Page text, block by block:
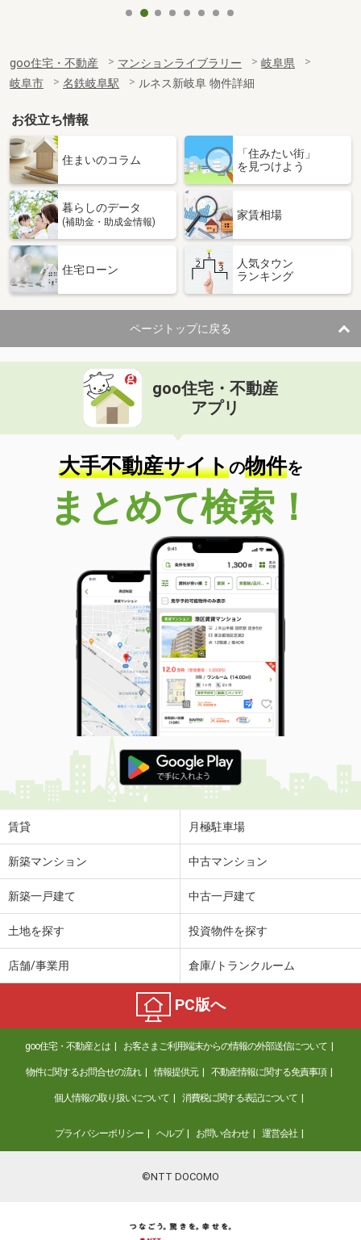
goo住宅・不動産 マンションライブラリー
岐阜県
岐阜市
名鉄岐阜駅 ルネス新岐阜 物件詳細
お役立ち情報
住まいのコラム
「住みたい街」
を見つけよう
暮らしのデータ
(補助金・助成金情報)
家賃相場
住宅ローン
人気タウン
ランキング
ページトップに戻る
goo住宅・不動産
アプリ
大手不動産サイトの物件を
まとめて検索！
賃貸 月極駐車場
新築マンション 中古マンション
新築一戸建て 中古一戸建て
土地を探す 投資物件を探す
店舗/事業用 倉庫/トランクルーム
PC版へ
goo住宅・不動産とは お客さまご利用端末からの情報の外部送信について
物件に関するお問合せの流れ 情報提供元 不動産情報に関する免責事項
個人情報の取り扱いについて 消費税に関する表記について
プライバシーポリシー ヘルプ お問い合わせ 運営会社
©NTT DOCOMO